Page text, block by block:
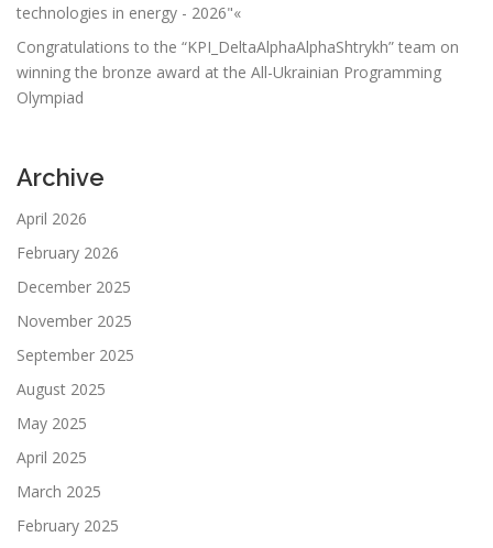
technologies in energy - 2026"«
Congratulations to the “KPI_DeltaAlphaAlphaShtrykh” team on
winning the bronze award at the All-Ukrainian Programming
Olympiad
Archive
April 2026
February 2026
December 2025
November 2025
September 2025
August 2025
May 2025
April 2025
March 2025
February 2025